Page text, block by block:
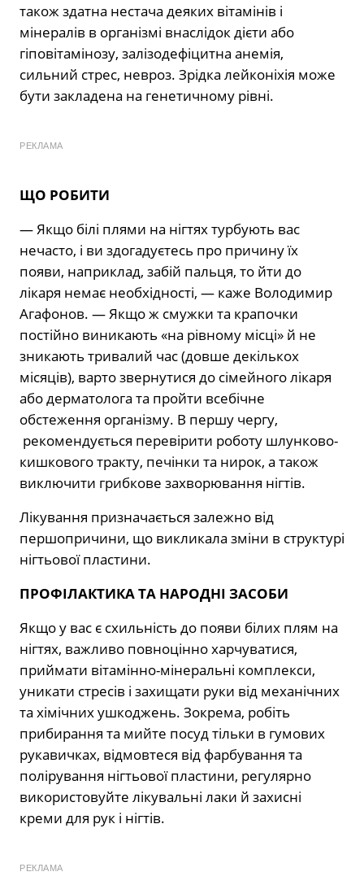
також здатна нестача деяких вітамінів і
мінералів в організмі внаслідок дієти або
гіповітамінозу, залізодефіцитна анемія,
сильний стрес, невроз. Зрідка лейконіхія може
бути закладена на генетичному рівні.
РЕКЛАМА
ЩО РОБИТИ
— Якщо білі плями на нігтях турбують вас
нечасто, і ви здогадуєтесь про причину їх
появи, наприклад, забій пальця, то йти до
лікаря немає необхідності, — каже Володимир
Агафонов. — Якщо ж смужки та крапочки
постійно виникають «на рівному місці» й не
зникають тривалий час (довше декількох
місяців), варто звернутися до сімейного лікаря
або дерматолога та пройти всебічне
обстеження організму. В першу чергу,
рекомендується перевірити роботу шлунково-
кишкового тракту, печінки та нирок, а також
виключити грибкове захворювання нігтів.
Лікування призначається залежно від
першопричини, що викликала зміни в структурі
нігтьової пластини.
ПРОФІЛАКТИКА ТА НАРОДНІ ЗАСОБИ
Якщо у вас є схильність до появи білих плям на
нігтях, важливо повноцінно харчуватися,
приймати вітамінно-мінеральні комплекси,
уникати стресів і захищати руки від механічних
та хімічних ушкоджень. Зокрема, робіть
прибирання та мийте посуд тільки в гумових
рукавичках, відмовтеся від фарбування та
полірування нігтьової пластини, регулярно
використовуйте лікувальні лаки й захисні
креми для рук і нігтів.
РЕКЛАМА